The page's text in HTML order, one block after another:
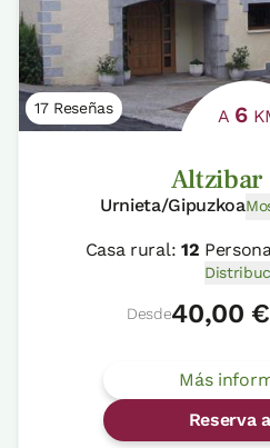
17 Reseñas A 6
Altzibar
Urnieta/Gipuzkoa
Casa rural: 12
Desde40,00 €
Más
Reserva